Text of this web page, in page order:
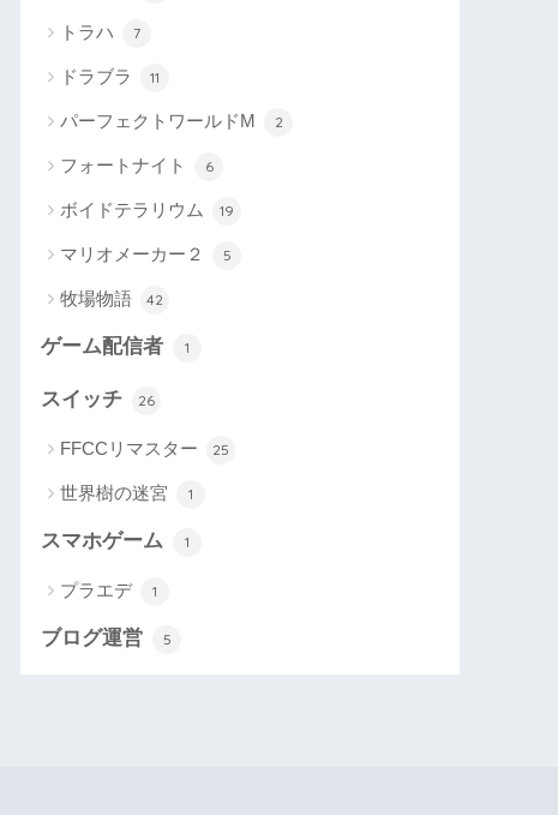
トラハ 7
ドラブラ 11
パーフェクトワールドM 2
フォートナイト 6
ボイドテラリウム 19
マリオメーカー２ 5
牧場物語 42
ゲーム配信者 1
スイッチ 26
FFCCリマスター 25
世界樹の迷宮 1
スマホゲーム 1
プラエデ 1
ブログ運営 5